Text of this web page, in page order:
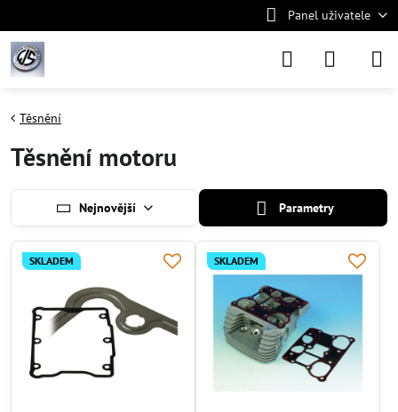
Panel uživatele
Těsnění
Těsnění motoru
Nejnovější Parametry
SKLADEM SKLADEM